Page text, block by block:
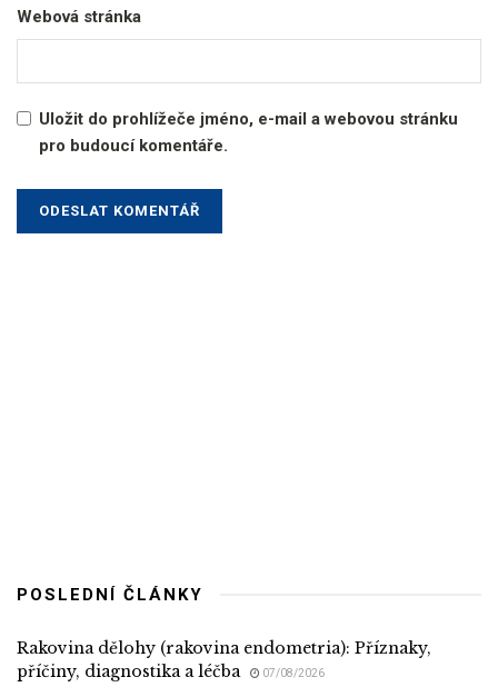
Webová stránka
Uložit do prohlížeče jméno, e-mail a webovou stránku
pro budoucí komentáře.
POSLEDNÍ ČLÁNKY
Rakovina dělohy (rakovina endometria): Příznaky,
příčiny, diagnostika a léčba
07/08/2026